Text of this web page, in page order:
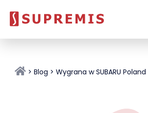
Blog Wygrana w SUBARU Poland